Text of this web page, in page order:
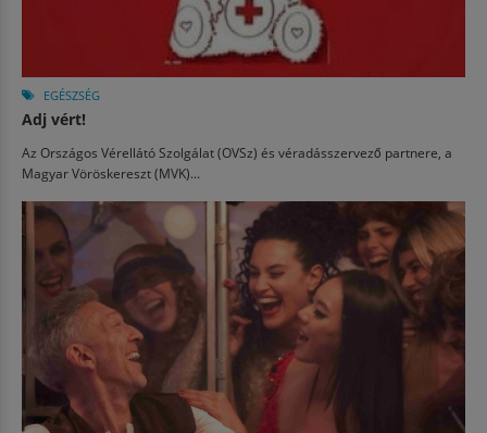
EGÉSZSÉG
Adj vért!
Az Országos Vérellátó Szolgálat (OVSz) és véradásszervező partnere, a
Magyar Vöröskereszt (MVK)...